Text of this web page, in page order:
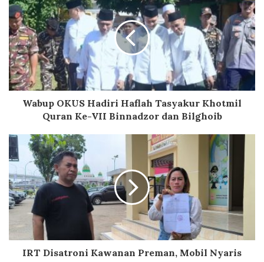
Wabup OKUS Hadiri Haflah Tasyakur Khotmil
Quran Ke-VII Binnadzor dan Bilghoib
IRT Disatroni Kawanan Preman, Mobil Nyaris